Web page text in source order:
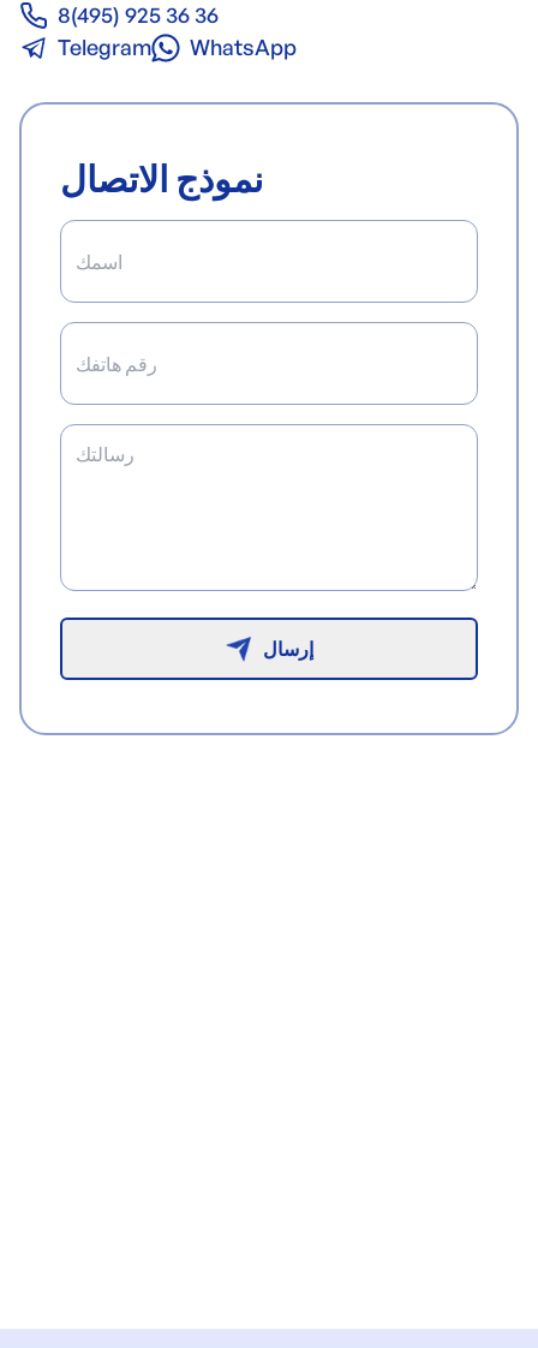
8(495) 925 36 36
Telegram
WhatsApp
نموذج الاتصال
إرسال